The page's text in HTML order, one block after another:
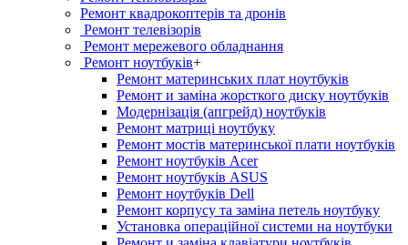
Ремонт квадрокоптерів та дронів
Ремонт телевізорів
Ремонт мережевого обладнання
Ремонт ноутбуків+
Ремонт материнських плат ноутбуків
Ремонт и заміна жорсткого диску ноутбуків
Модернізація (апгрейд) ноутбуків
Ремонт матриці ноутбуку
Ремонт мостів материнської плати ноутбуків
Ремонт ноутбуків Acer
Ремонт ноутбуків ASUS
Ремонт ноутбуків Dell
Ремонт корпусу та заміна петель ноутбуку
Установка операційної системи на ноутбуки